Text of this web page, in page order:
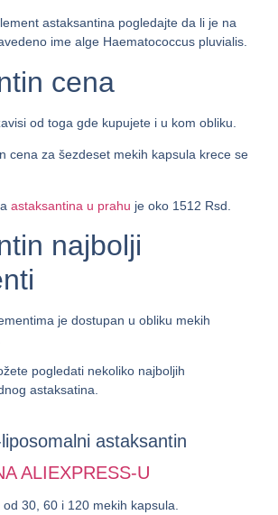
astaksantina pogledajte da li je na
ime alge Haematococcus pluvialis.
cena
od toga gde kupujete i u kom obliku.
cena za šezdeset mekih kapsula krece se
astaksantina u prahu je oko 1512 Rsd.
najbolji
je dostupan u obliku mekih
pogledati nekoliko najboljih
astaksatina.
astaksantin
ALIEXPRESS-U
30, 60 i 120 mekih kapsula.